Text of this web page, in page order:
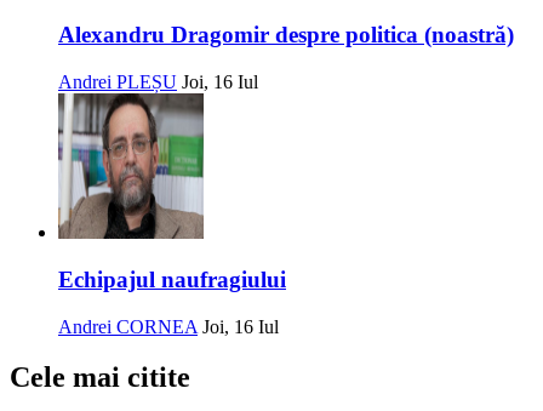
Alexandru Dragomir despre politica (noastră)
Andrei PLEȘU Joi, 16 Iul
Echipajul naufragiului
Andrei CORNEA Joi, 16 Iul
Cele mai citite